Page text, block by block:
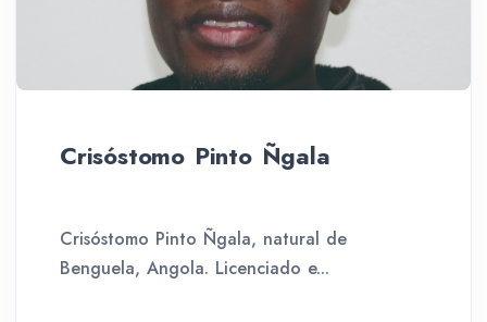
Crisóstomo Pinto Ñgala
Crisóstomo Pinto Ñgala, natural de
Benguela, Angola. Licenciado e...